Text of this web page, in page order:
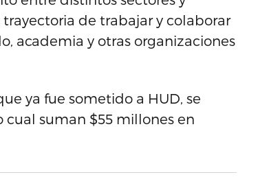
de trabajar y colaborar
academia y otras organizaciones
ya fue sometido a HUD, se
cual suman $55 millones en